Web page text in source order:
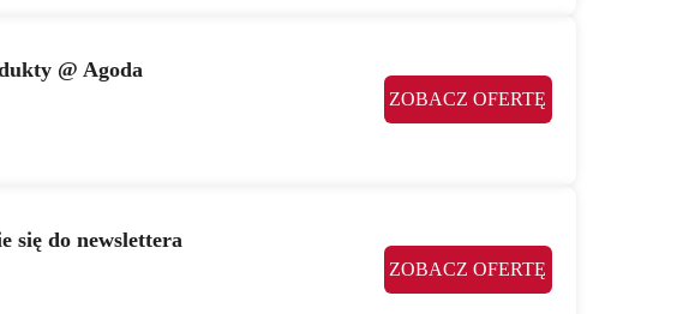
@ Agoda
ZOBACZ OFERTĘ
się do newslettera
ZOBACZ OFERTĘ